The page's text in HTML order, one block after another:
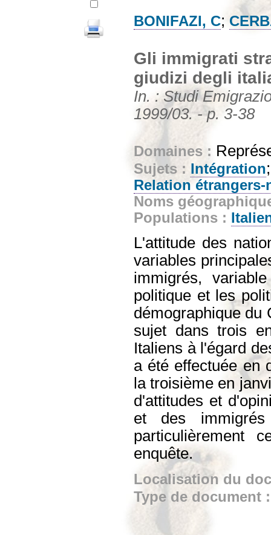
BONIFAZI, C;
Gli immigrati
giudizi degli
In. : Studi
1999/03. - p. 3-38
Domaines :
Sujets : Intégration
Relation
Noms
Populations :
L'attitude des
variables
immigrés,
politique et les
démographique du
sujet dans trois
Italiens à l'égard
a été effectuée en
la troisième en
d'attitudes et
et des
particulièrement
enquête.
Localisation du
Type de document